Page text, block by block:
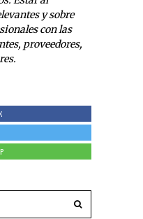
y sobre
con las
proveedores,